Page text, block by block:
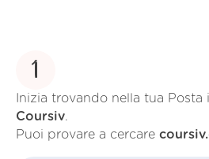
1
Inizia trovando nella tua
Coursiv.
Puoi provare a cercare